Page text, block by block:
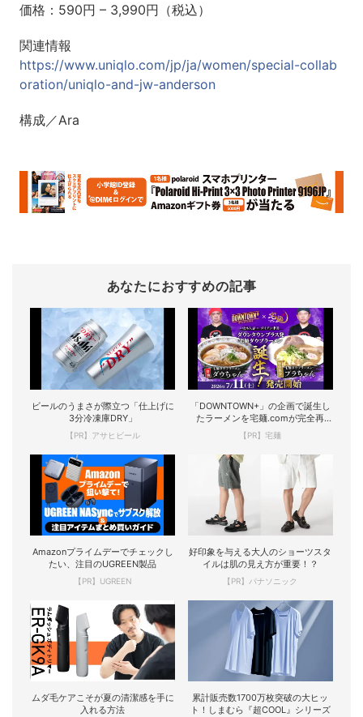
価格：590円 – 3,990円（税込）
関連情報
https://www.uniqlo.com/jp/ja/women/special-collab
oration/uniqlo-and-jw-anderson
構成／Ara
あなたにおすすめの記事
ビールのうまさが際立つ「仕上げに
3分冷凍庫DRY」
【PR】アサヒビール
「DOWNTOWN+」の企画で誕生し
たラーメンを宅麺.comが完全再
現！
【PR】宅麺
Amazonプライムデーでチェックし
たい、注目のUGREEN製品
【PR】UGREEN
好印象を与える大人のショーツスタ
イルは肌の見え方が重要！？
【PR】パナソニック
ムダ毛ケアこそが夏の清潔感を手に
入れる方法
累計販売数1700万枚突破の大ヒッ
ト！しまむら『超COOL』シリーズ